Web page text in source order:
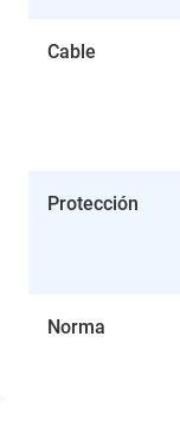
Cable
Protección
Norma